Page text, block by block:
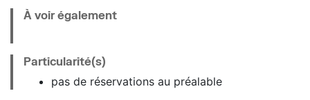
À voir également
Particularité(s)
pas de réservations au préalable